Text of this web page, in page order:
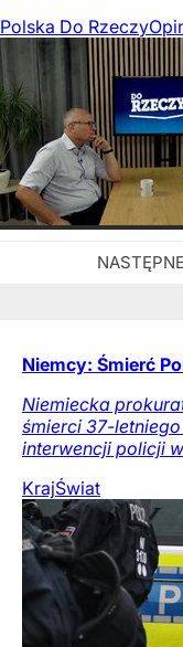
Polska Do Rzeczy
Niemcy: Śmierć
Niemiecka
śmierci 37-
interwencji policji
KrajŚwiat